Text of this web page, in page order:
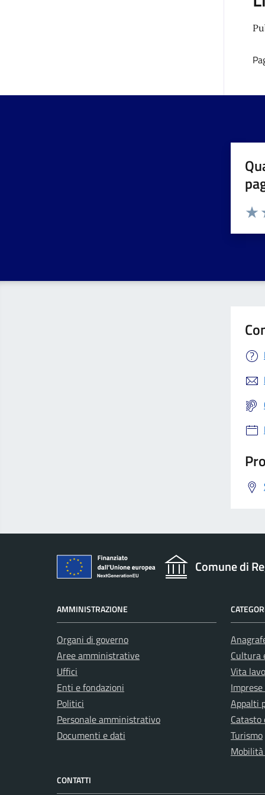
Comune di
AMMINISTRAZIONE
Organi di governo
Aree amministrative
Uffici
Enti e fondazioni
Politici
Personale amministrativo
Documenti e dati
Cultura
Vita
Appalti
Turismo
CONTATTI